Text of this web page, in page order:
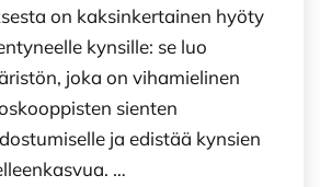
on kaksinkertainen hyöty
kynsille: se luo
joka on vihamielinen
sienten
ja edistää kynsien
…